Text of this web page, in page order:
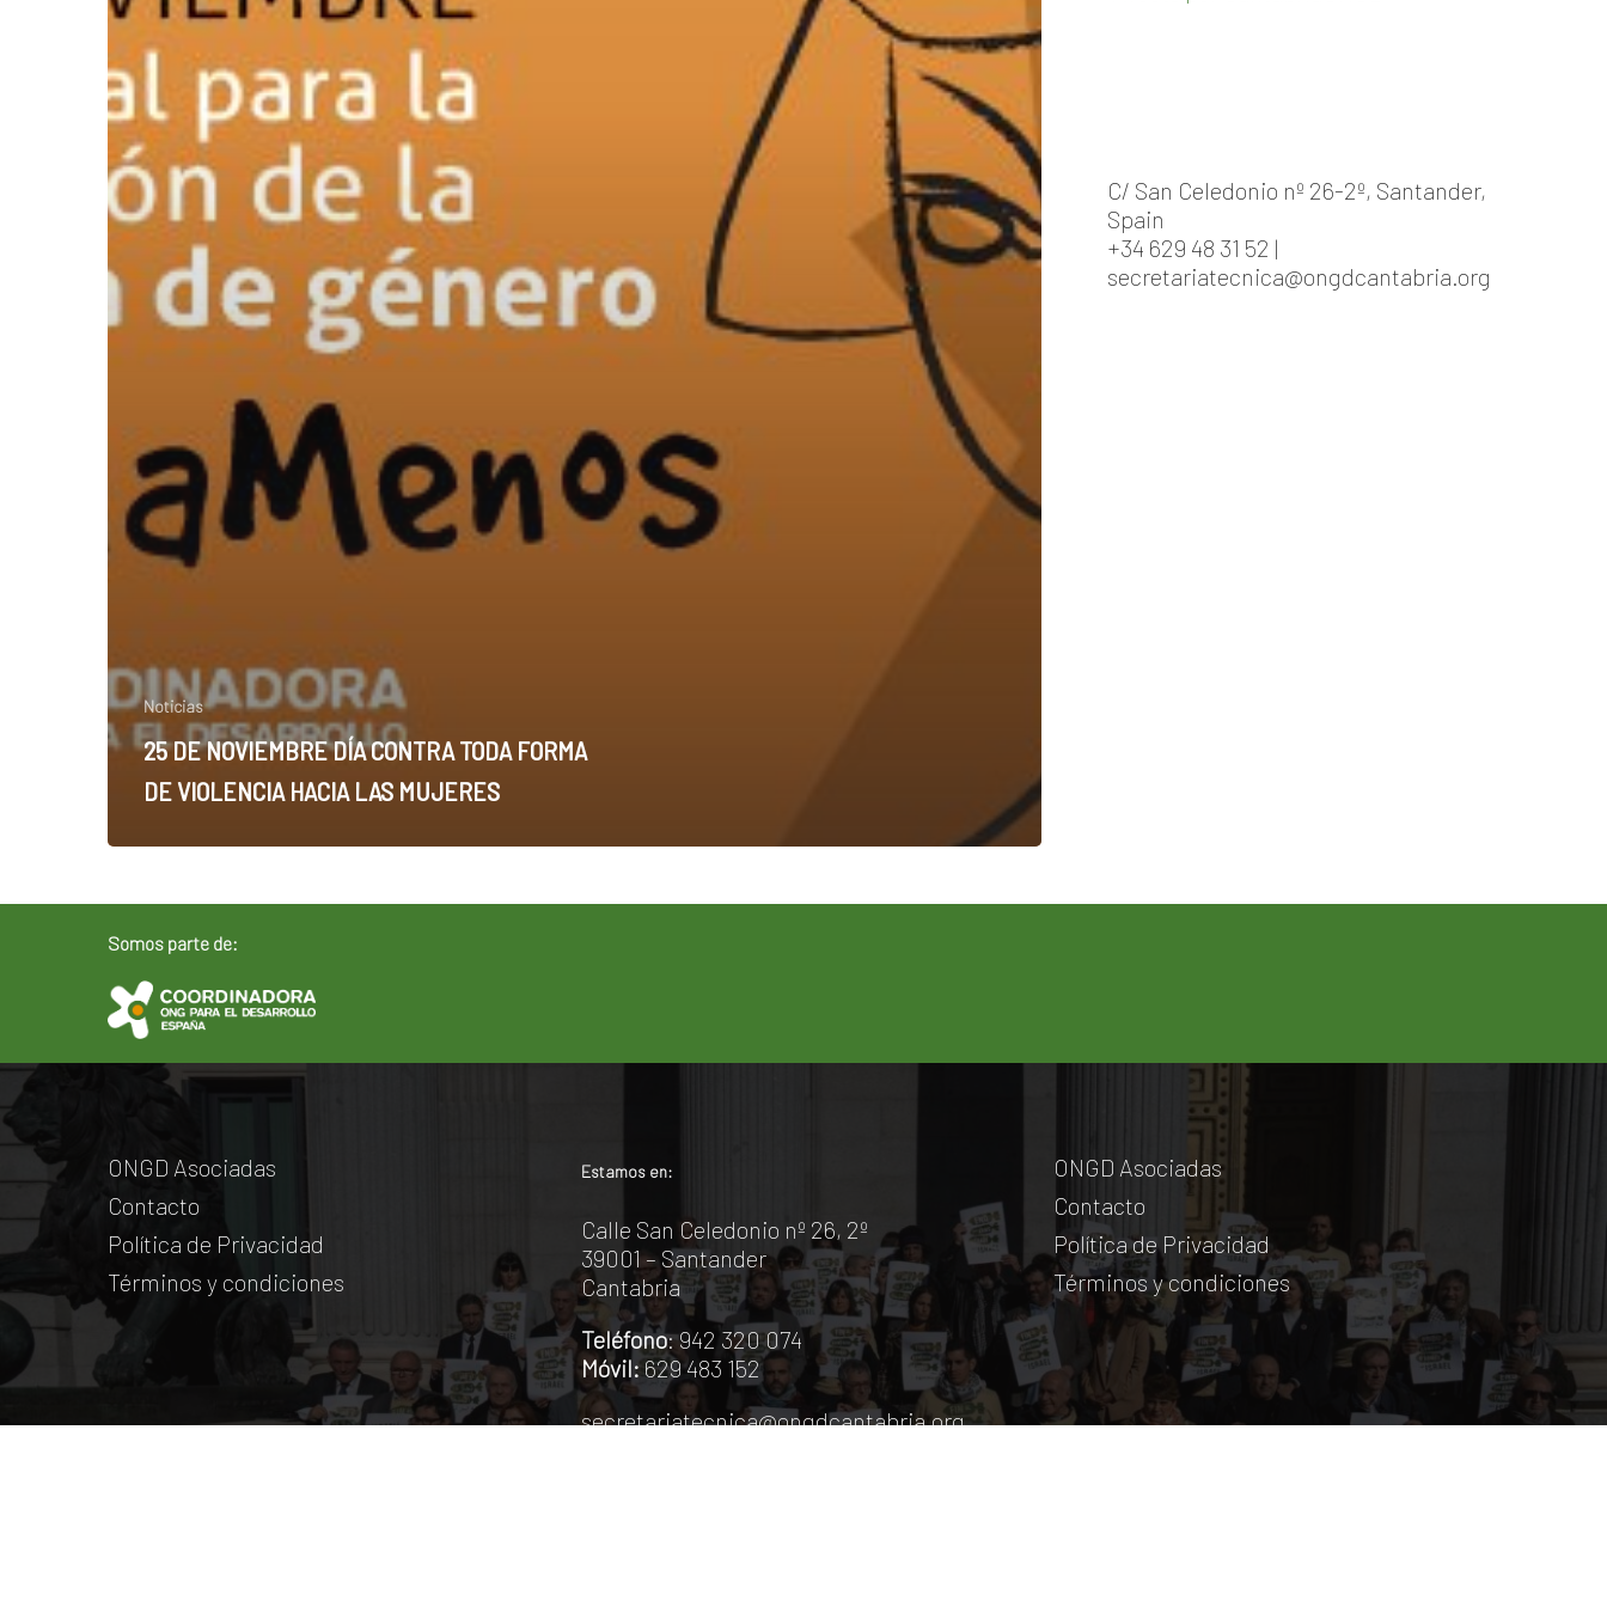
TODA
FORMA
DE
VIOLENCIA
HACIA
LAS
MUJERES
Noticias
25 DE NOVIEMBRE DÍA CONTRA TODA FORMA
DE VIOLENCIA HACIA LAS MUJERES
C/ San Celedonio nº 26-2º, Santander,
Spain
+34 629 48 31 52 |
secretariatecnica@ongdcantabria.org
Somos parte de:
ONGD Asociadas
Contacto
Política de Privacidad
Términos y condiciones
Estamos en:
Calle San Celedonio nº 26, 2º
39001 – Santander
Cantabria
Teléfono: 942 320 074
Móvil:629 483 152
secretariatecnica@ongdcantabria.org
ONGD Asociadas
Contacto
Política de Privacidad
Términos y condiciones